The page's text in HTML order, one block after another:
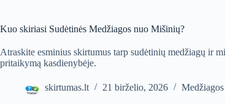
Kuo skiriasi Sudėtinės Medžiagos nuo Mišinių?
Atraskite esminius skirtumus tarp sudėtinių medžiagų ir
pritaikymą kasdienybėje.
skirtumas.lt 21 birželio, 2026 Medžiagos